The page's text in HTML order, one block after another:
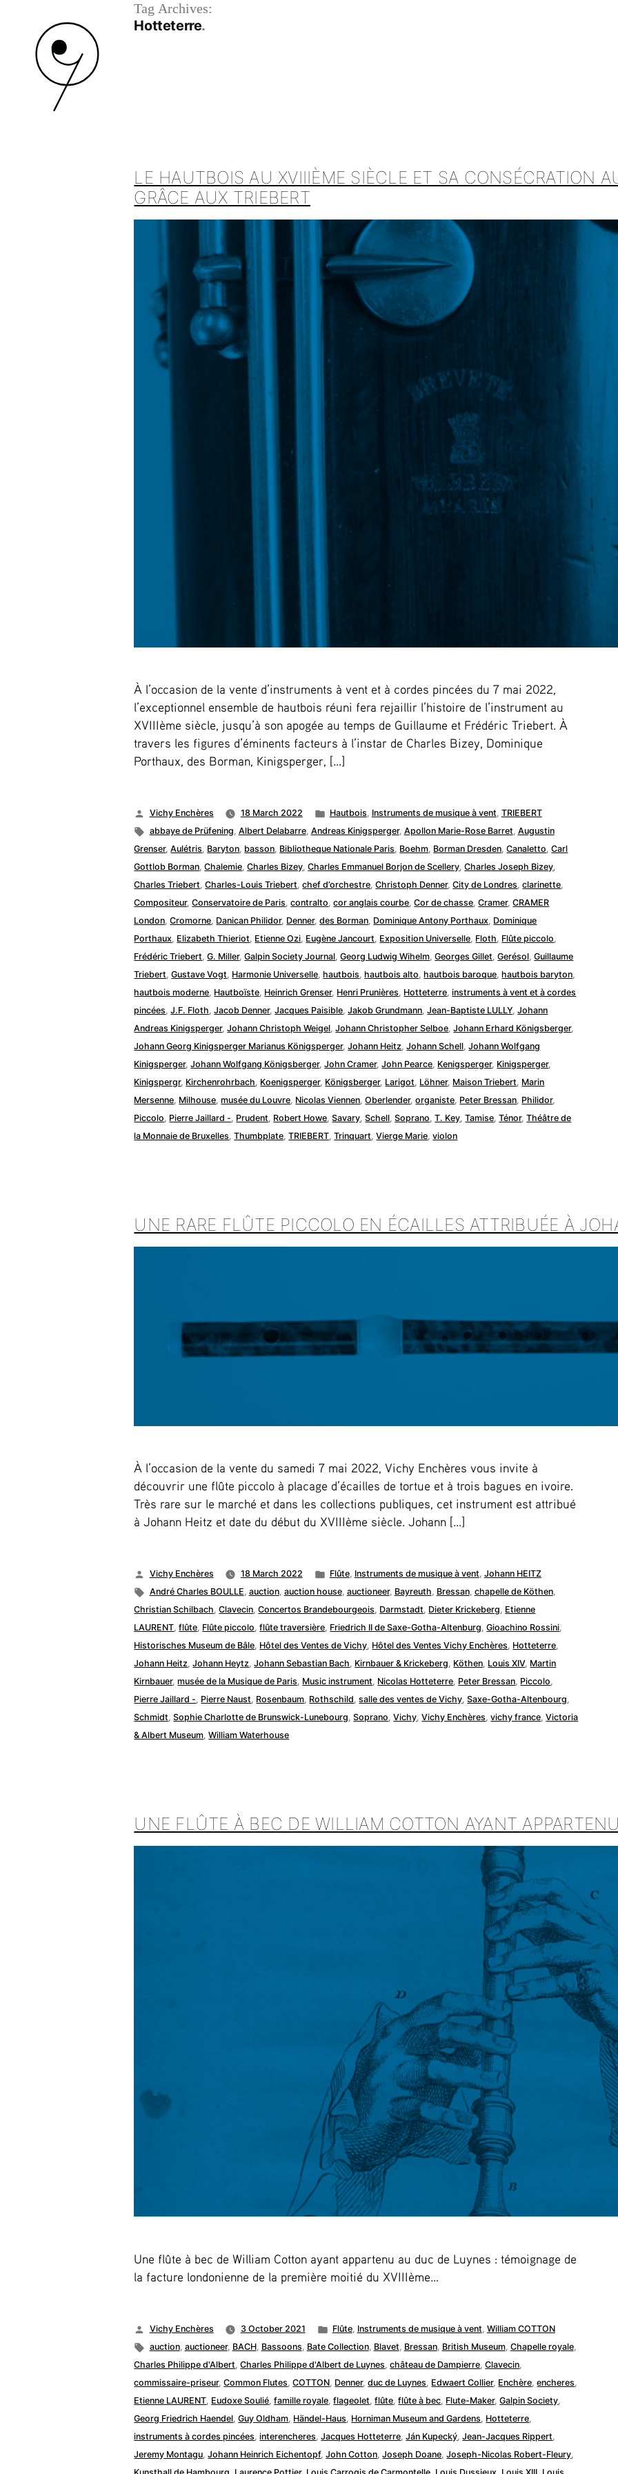
Tag Archives:
Hotteterre
LE HAUTBOIS AU XVIIIÈME SIÈCLE ET SA CONSÉCRATION
GRÂCE AUX TRIEBERT
À l’occasion de la vente d’instruments à vent et à cordes pincées du 7 mai 2022,
l’exceptionnel ensemble de hautbois réuni fera rejaillir l’histoire de l’instrument au
XVIIIème siècle, jusqu’à son apogée au temps de Guillaume et Frédéric Triebert. À
travers les figures d’éminents facteurs à l’instar de Charles Bizey, Dominique
Porthaux, des Borman, Kinigsperger, […]
Posted
by
Vichy Enchères 18 March 2022
Posted
in
Hautbois, Instruments de musique à vent, TRIEBERT
Tags:
abbaye de Prüfening, Albert Delabarre, Andreas Kinigsperger, Apollon Marie-Rose Barret, Augustin
Grenser,Aulétris, Baryton, basson, Bibliotheque Nationale Paris, Boehm, Borman Dresden,Canaletto,Carl
Gottlob Borman,Chalemie,Charles Bizey,Charles Emmanuel Borjon de Scellery,Charles Joseph Bizey,
Charles Triebert,Charles-Louis Triebert,chef d’orchestre,Christoph Denner,City de Londres,clarinette,
Compositeur,Conservatoire de Paris,contralto,cor anglais courbe,Cor de chasse,Cramer,CRAMER
London,Cromorne, Danican Philidor, Denner,des Borman, Dominique Antony Porthaux, Dominique
Porthaux, Elizabeth Thieriot, Etienne Ozi, Eugène Jancourt, Exposition Universelle, Floth, Flûte piccolo,
Frédéric Triebert,G. Miller,Galpin Society Journal,Georg Ludwig Wihelm,Georges Gillet,Gerésol,Guillaume
Triebert,Gustave Vogt, Harmonie Universelle,hautbois,hautbois alto,hautbois baroque,hautbois baryton,
hautbois moderne, Hautboïste, Heinrich Grenser, Henri Prunières, Hotteterre,instruments à vent et à cordes
pincées,J.F. Floth,Jacob Denner,Jacques Paisible,Jakob Grundmann,Jean-Baptiste LULLY,Johann
Andreas Kinigsperger,Johann Christoph Weigel,Johann Christopher Selboe,Johann Erhard Königsberger,
Johann Georg Kinigsperger Marianus Königsperger,Johann Heitz,Johann Schell,Johann Wolfgang
Kinigsperger,Johann Wolfgang Königsberger,John Cramer,John Pearce, Kenigsperger, Kinigsperger,
Kinigspergr, Kirchenrohrbach, Koenigsperger, Königsberger, Larigot, Löhner, Maison Triebert, Marin
Mersenne, Milhouse,musée du Louvre, Nicolas Viennen,Oberlender,organiste, Peter Bressan, Philidor,
Piccolo, Pierre Jaillard -, Prudent, Robert Howe,Savary,Schell,Soprano,T. Key,Tamise,Ténor,Théâtre de
la Monnaie de Bruxelles,Thumbplate,TRIEBERT,Trinquart,Vierge Marie,violon
UNE RARE FLÛTE PICCOLO EN ÉCAILLES ATTRIBUÉE À
À l’occasion de la vente du samedi 7 mai 2022, Vichy Enchères vous invite à
découvrir une flûte piccolo à placage d’écailles de tortue et à trois bagues en ivoire.
Très rare sur le marché et dans les collections publiques, cet instrument est attribué
à Johann Heitz et date du début du XVIIIème siècle. Johann […]
Posted
by
Vichy Enchères 18 March 2022
Posted
in
Flûte, Instruments de musique à vent, Johann HEITZ
Tags:
André Charles BOULLE, auction, auction house, auctioneer, Bayreuth, Bressan, chapelle de Köthen,
Christian Schilbach,Clavecin,Concertos Brandebourgeois, Darmstadt, Dieter Krickeberg, Etienne
LAURENT,flûte, Flûte piccolo,flûte traversière, Friedrich II de Saxe-Gotha-Altenburg,Gioachino Rossini,
Historisches Museum de Bâle, Hôtel des Ventes de Vichy, Hôtel des Ventes Vichy Enchères, Hotteterre,
Johann Heitz,Johann Heytz,Johann Sebastian Bach, Kirnbauer & Krickeberg, Köthen, Louis XIV, Martin
Kirnbauer,musée de la Musique de Paris, Music instrument, Nicolas Hotteterre, Peter Bressan, Piccolo,
Pierre Jaillard -, Pierre Naust, Rosenbaum, Rothschild,salle des ventes de Vichy,Saxe-Gotha-Altenbourg,
Schmidt,Sophie Charlotte de Brunswick-Lunebourg,Soprano,Vichy,Vichy Enchères,vichy france,Victoria
& Albert Museum,William Waterhouse
UNE FLÛTE À BEC DE WILLIAM COTTON AYANT
Une flûte à bec de William Cotton ayant appartenu au duc de Luynes : témoignage de
la facture londonienne de la première moitié du XVIIIème…
Posted
by
Vichy Enchères 3 October 2021
Posted
in
Flûte, Instruments de musique à vent, William COTTON
Tags:
auction, auctioneer, BACH, Bassoons, Bate Collection, Blavet, Bressan, British Museum, Chapelle royale,
Charles Philippe d'Albert,Charles Philippe d'Albert de Luynes,château de Dampierre,Clavecin,
commissaire-priseur,Common Flutes,COTTON, Denner,duc de Luynes, Edwaert Collier, Enchère,encheres,
Etienne LAURENT, Eudoxe Soulié,famille royale,flageolet,flûte,flûte à bec, Flute-Maker,Galpin Society,
Georg Friedrich Haendel,Guy Oldham, Händel-Haus, Horniman Museum and Gardens, Hotteterre,
instruments à cordes pincées,interencheres,Jacques Hotteterre,Ján Kupecký,Jean-Jacques Rippert,
Jeremy Montagu,Johann Heinrich Eichentopf,John Cotton,Joseph Doane,Joseph-Nicolas Robert-Fleury,